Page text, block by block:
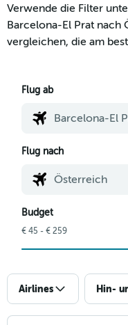
Verwende die Filter
Barcelona-El Prat nach
vergleichen, die am
Flug ab
Flug nach
Budget
€ 45 - € 259
Airlines Hin-